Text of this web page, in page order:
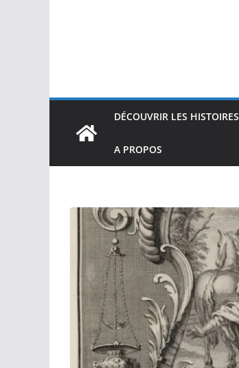
DÉCOUVRIR LES HISTOIRES
A PROPOS